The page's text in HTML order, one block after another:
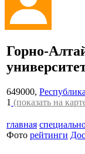
Горно-
649000,
1 (показать на
главная
Фото рейтинги